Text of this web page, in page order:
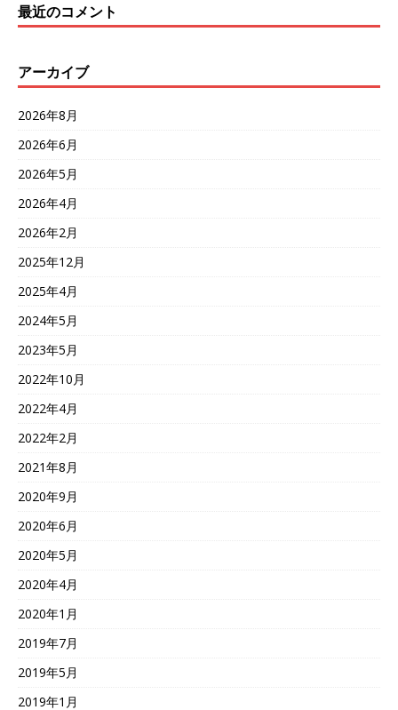
最近のコメント
アーカイブ
2026年8月
2026年6月
2026年5月
2026年4月
2026年2月
2025年12月
2025年4月
2024年5月
2023年5月
2022年10月
2022年4月
2022年2月
2021年8月
2020年9月
2020年6月
2020年5月
2020年4月
2020年1月
2019年7月
2019年5月
2019年1月